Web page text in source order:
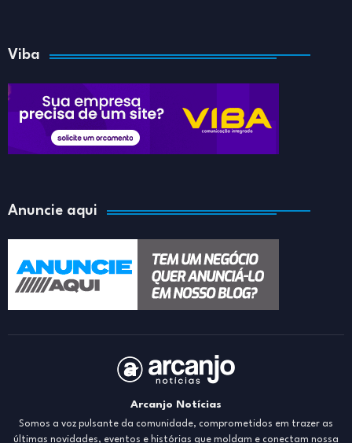
Viba
Anuncie aqui
Arcanjo Notícias
Somos a voz pulsante da comunidade, comprometidos em trazer as
últimas novidades, eventos e histórias que moldam e conectam nossa